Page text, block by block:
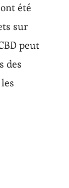
été
sur
peut
des